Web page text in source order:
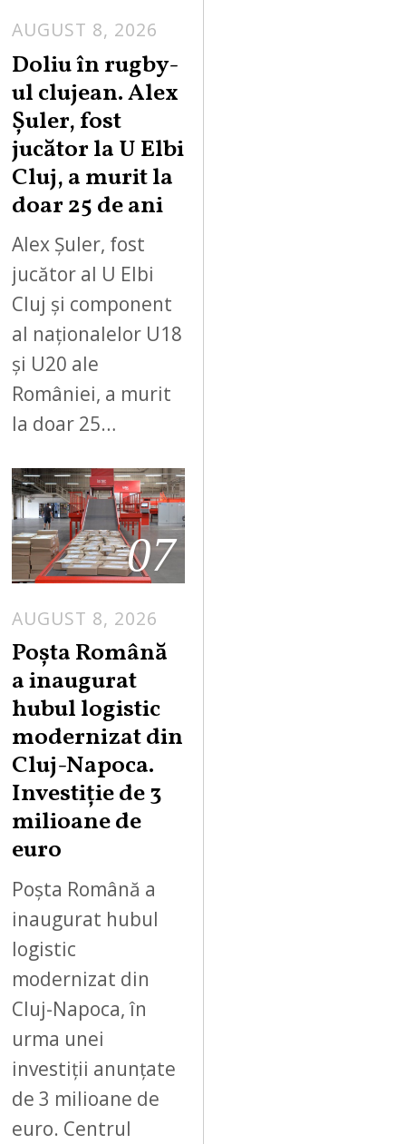
AUGUST 8, 2026
Doliu în rugby-
ul clujean. Alex
Șuler, fost
jucător la U Elbi
Cluj, a murit la
doar 25 de ani
Alex Șuler, fost
jucător al U Elbi
Cluj și component
al naționalelor U18
și U20 ale
României, a murit
la doar 25…
07
AUGUST 8, 2026
Poșta Română
a inaugurat
hubul logistic
modernizat din
Cluj-Napoca.
Investiție de 3
milioane de
euro
Poșta Română a
inaugurat hubul
logistic
modernizat din
Cluj-Napoca, în
urma unei
investiții anunțate
de 3 milioane de
euro. Centrul